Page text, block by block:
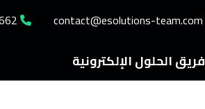
فريق الحلول الإلكترونية